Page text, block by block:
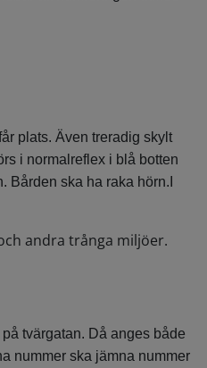
plats. Även treradig skylt
i normalreflex i blå botten
Bården ska ha raka hörn.I
andra trånga miljöer.
tvärgatan. Då anges både
nummer ska jämna nummer